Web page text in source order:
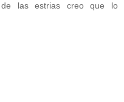
las estrias creo que lo